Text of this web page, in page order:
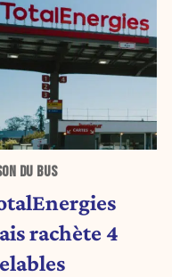
DU BUS
rachète 4